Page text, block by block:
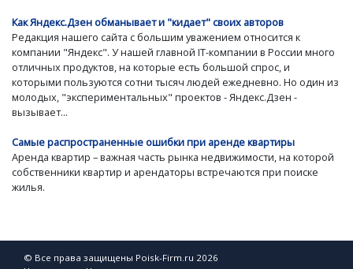
Как Яндекс.Дзен обманывает и "кидает" своих авторов
Редакция нашего сайта с большим уважением относится к
компании "Яндекс". У нашей главной IT-компании в России много
отличных продуктов, на которые есть большой спрос, и
которыми пользуются сотни тысяч людей ежедневно. Но один из
молодых, "экспериментальных" проектов - Яндекс.Дзен -
вызывает...
Самые распространенные ошибки при аренде квартиры
Аренда квартир – важная часть рынка недвижимости, на которой
собственники квартир и арендаторы встречаются при поиске
жилья.
© Все права защищены Poisk-Firm.ru 2026